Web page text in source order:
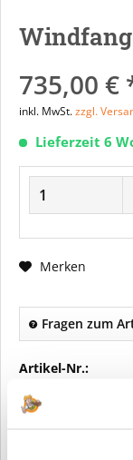
735,00 €
inkl. MwSt.zzgl.
Lieferzeit 6
Merken
Fragen zum
Artikel-Nr.:
Vorteile